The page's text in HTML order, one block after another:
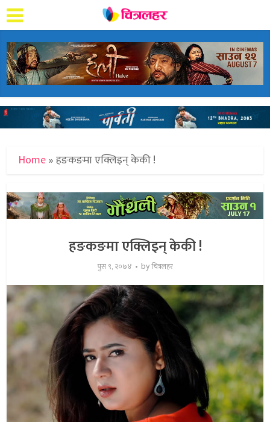
Home»हङकङमा एक्लिइन् केकी !
हङकङमा एक्लिइन् केकी !
पुस ९, २०७४ byचित्रलहर